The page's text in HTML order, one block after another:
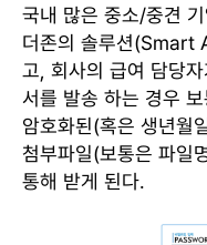
국내 많은 중소/중견
더존의 솔루션(Smart
고, 회사의 급여 담당
서를 발송 하는 경우
암호화된(혹은 생년월
첨부파일(보통은 파일
통해 받게 된다.